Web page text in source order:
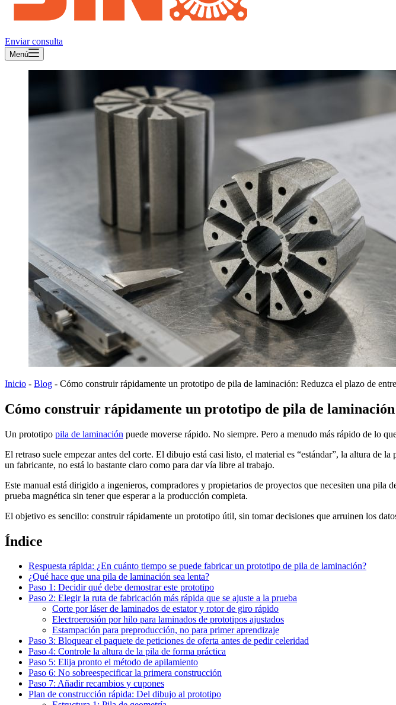
Enviar consulta
Menú
Inicio - Blog - Cómo construir rápidamente un prototipo de pila de laminación: Reduzca el plazo de
Cómo construir rápidamente un prototipo de pila de
Un prototipo pila de laminación puede moverse rápido. No siempre. Pero a menudo más rápido de lo
El retraso suele empezar antes del corte. El dibujo está casi listo, el material es “estándar”, la altura de
un fabricante, no está lo bastante claro como para dar vía libre al trabajo.
Este manual está dirigido a ingenieros, compradores y propietarios de proyectos que necesiten una
prueba magnética sin tener que esperar a la producción completa.
El objetivo es sencillo: construir rápidamente un prototipo útil, sin tomar decisiones que arruinen los
Índice
Respuesta rápida: ¿En cuánto tiempo se puede fabricar un prototipo de pila de laminación?
¿Qué hace que una pila de laminación sea lenta?
Paso 1: Decidir qué debe demostrar este prototipo
Paso 2: Elegir la ruta de fabricación más rápida que se ajuste a la prueba
Corte por láser de laminados de estator y rotor de giro rápido
Electroerosión por hilo para laminados de prototipos ajustados
Estampación para preproducción, no para primer aprendizaje
Paso 3: Bloquear el paquete de peticiones de oferta antes de pedir celeridad
Paso 4: Controle la altura de la pila de forma práctica
Paso 5: Elija pronto el método de apilamiento
Paso 6: No sobreespecificar la primera construcción
Paso 7: Añadir recambios y cupones
Plan de construcción rápida: Del dibujo al prototipo